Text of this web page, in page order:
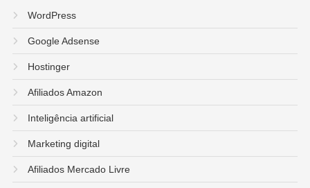
WordPress
Google Adsense
Hostinger
Afiliados Amazon
Inteligência artificial
Marketing digital
Afiliados Mercado Livre